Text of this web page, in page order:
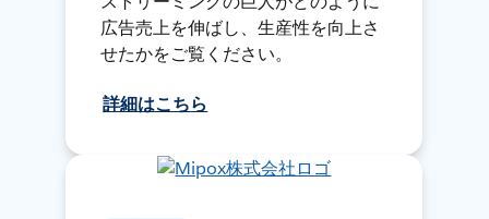
広告売上を伸ばし、生産性を向上さ
せたかをご覧ください。
詳細はこちら